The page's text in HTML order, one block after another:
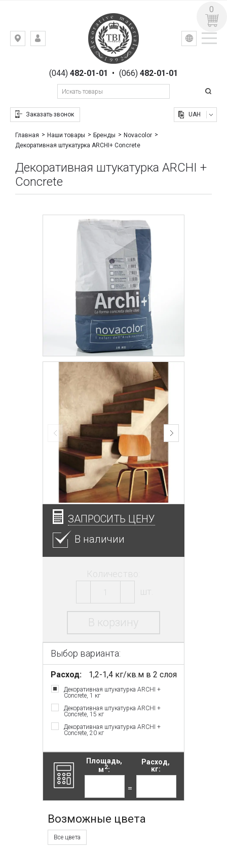
Киев,
Гоголевская,(044)482-01-01 • (066) 482-01-01
Заказать звонок
УКР РУС
UAH
0
Главная Наши товары Бренды
Novacolor
Декоративная штукатурка ARCHI+ Concrete
Декоративная штукатурка ARCHI +
Concrete
ЗАПРОСИТЬ ЦЕНУ
В наличии
Количество:
шт.
В корзину
Выбор варианта:
Расход: 1,2-1,4 кг/кв.м в 2 слоя
Декоративная штукатурка ARCHI +
Concrete, 1 кг
Декоративная штукатурка ARCHI +
Concrete, 15 кг
Декоративная штукатурка ARCHI +
Concrete, 20 кг
Площадь,
м 2:
=
Расход,
кг:
Возможные цвета
Все цвета